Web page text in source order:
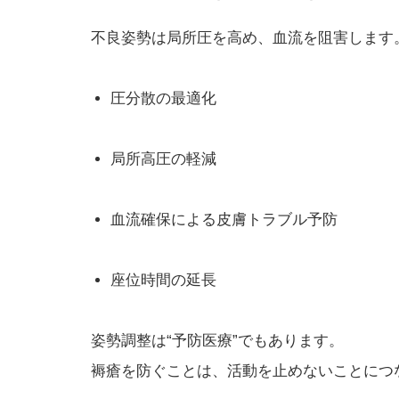
不良姿勢は局所圧を高め、血流を阻害します
圧分散の最適化
局所高圧の軽減
血流確保による皮膚トラブル予防
座位時間の延長
姿勢調整は“予防医療”でもあります。
褥瘡を防ぐことは、活動を止めないことにつ